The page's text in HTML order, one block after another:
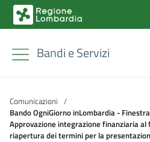
Bandi e Servizi
Comunicazioni /
Bando OgniGiorno inLombardia -
Approvazione integrazione finanziaria al
riapertura dei termini per la